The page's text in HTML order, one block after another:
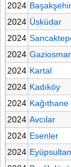
2024 Başakşehir
2024 Üsküdar
2024
2024
2024 Kartal
2024 Kadıköy
2024 Kağıthane
2024 Avcılar
2024 Esenler
2024 Eyüpsultan